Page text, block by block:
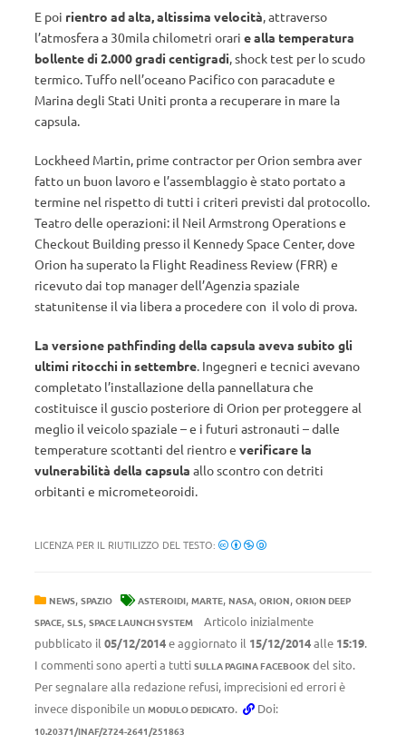
E poi rientro ad alta, altissima velocità, attraverso
l’atmosfera a 30mila chilometri orari e alla temperatura
bollente di 2.000 gradi centigradi, shock test per lo scudo
termico. Tuffo nell’oceano Pacifico con paracadute e
Marina degli Stati Uniti pronta a recuperare in mare la
capsula.
Lockheed Martin, prime contractor per Orion sembra aver
fatto un buon lavoro e l’assemblaggio è stato portato a
termine nel rispetto di tutti i criteri previsti dal protocollo.
Teatro delle operazioni: il Neil Armstrong Operations e
Checkout Building presso il Kennedy Space Center, dove
Orion ha superato la Flight Readiness Review (FRR) e
ricevuto dai top manager dell’Agenzia spaziale
statunitense il via libera a procedere con il volo di prova.
La versione pathfinding della capsula aveva subito gli
ultimi ritocchi in settembre. Ingegneri e tecnici avevano
completato l’installazione della pannellatura che
costituisce il guscio posteriore di Orion per proteggere al
meglio il veicolo spaziale – e i futuri astronauti – dalle
temperature scottanti del rientro e verificare la
vulnerabilità della capsula allo scontro con detriti
orbitanti e micrometeoroidi.
LICENZA PER IL RIUTILIZZO DEL TESTO:
NEWS, SPAZIO ASTEROIDI, MARTE, NASA, ORION, ORION DEEP
SPACE, SLS, SPACE LAUNCH SYSTEM
Articolo inizialmente
pubblicato il 05/12/2014e aggiornato il 15/12/2014alle 15:19.
I commenti sono aperti a tutti SULLA PAGINA FACEBOOK del sito.
Per segnalare alla redazione refusi, imprecisioni ed errori è
invece disponibile un MODULO DEDICATO. Doi:
10.20371/INAF/2724-2641/251863